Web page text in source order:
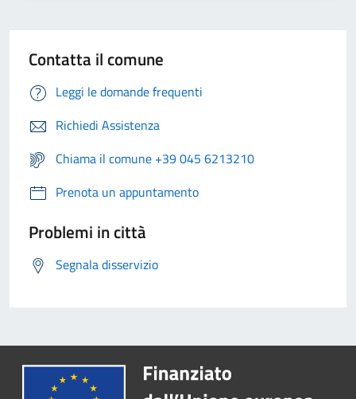
Contatta il comune
Leggi le domande frequenti
Richiedi Assistenza
Chiama il comune +39 045 6213210
Prenota un appuntamento
Problemi in città
Segnala disservizio